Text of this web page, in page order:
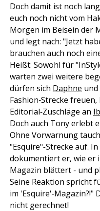
Doch damit ist noch
euch noch nicht vom
Morgen im Beisein der
und legt nach: "Jetzt
brauchen auch noch
Heißt: Sowohl für
warten zwei weitere
dürfen sich Daphne und
Fashion‑Strecke
Editorial‑Zuschläge an
Doch auch Tony erlebt
Ohne Vorwarnung
"Esquire"-Strecke auf. In
dokumentiert er, wie er
Magazin blättert - und
Seine Reaktion spricht
im
nicht gerechnet!